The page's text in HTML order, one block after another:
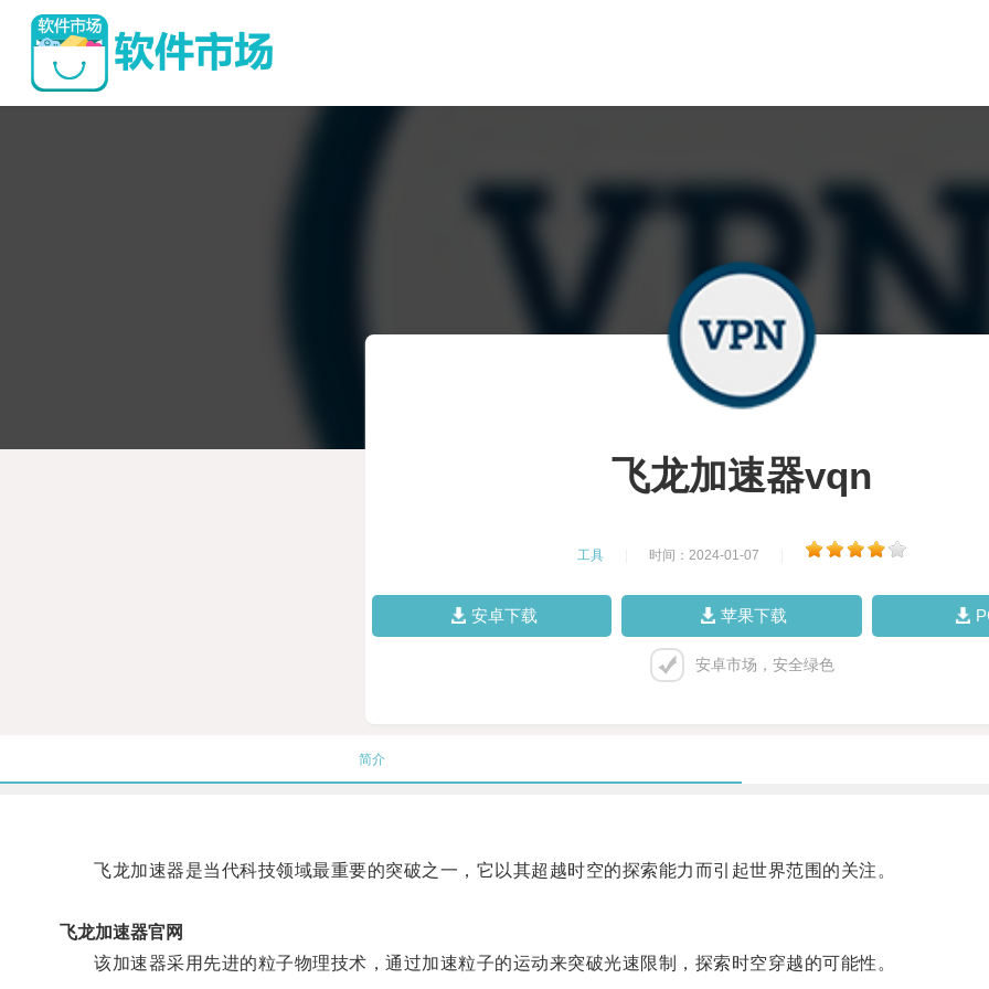
飞龙加速器vqn
工具 时间：2024-01-07
安卓下载 苹果下载
安卓市场，安全绿色
简介
飞龙加速器是当代科技领域最重要的突破之一，它以其超越时空的探索能力而引起世界范围的关注。
飞龙加速器官网
该加速器采用先进的粒子物理技术，通过加速粒子的运动来突破光速限制，探索时空穿越的可能性。